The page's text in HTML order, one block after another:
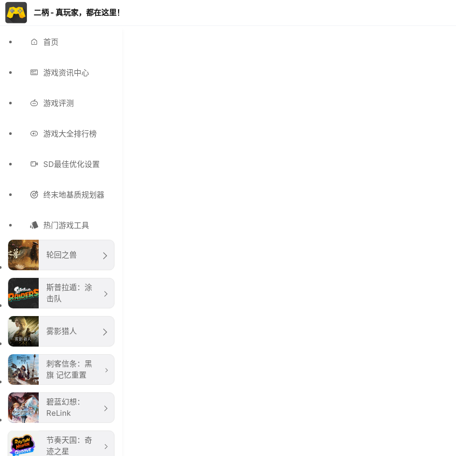
二柄 - 真玩家，都在这里！
首页
游戏资讯中心
游戏评测
游戏大全排行榜
SD最佳优化设置
终末地基质规划器
热门游戏工具
轮回之兽
斯普拉遁：涂
击队
雾影猎人
刺客信条：黑
旗 记忆重置
碧蓝幻想：
ReLink
节奏天国：奇
迹之星